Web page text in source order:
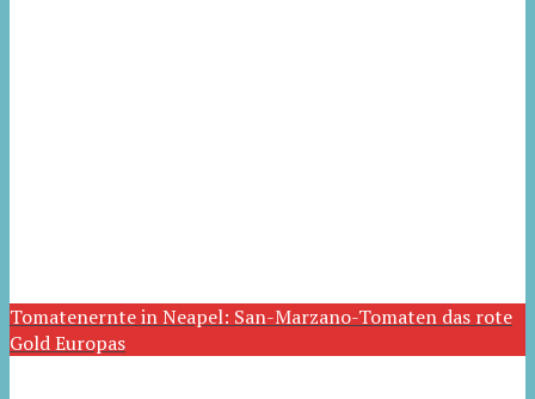
Tomatenernte in Neapel: San-Marzano-Tomaten das rote
Gold Europas